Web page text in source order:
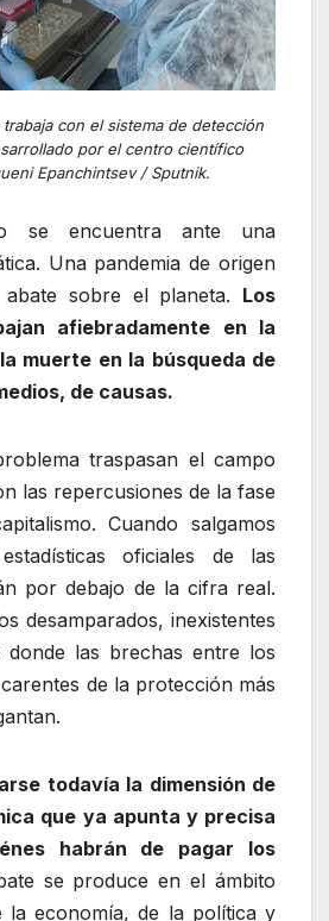
con el sistema de detección
por el centro científico
Epanchintsev / Sputnik.
se encuentra ante una
Una pandemia de origen
abate sobre el planeta. Los
afiebradamente en la
muerte en la búsqueda de
de causas.
traspasan el campo
las repercusiones de la fase
Cuando salgamos
oficiales de las
por debajo de la cifra real.
desamparados, inexistentes
donde las brechas entre los
de la protección más
todavía la dimensión de
que ya apunta y precisa
habrán de pagar los
se produce en el ámbito
la economía, de la política y